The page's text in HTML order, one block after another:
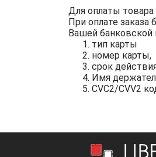
Для оплаты товара
При оплате заказа
Вашей банковской
тип карты
номер карты,
срок
Имя
CVC2/CVV2